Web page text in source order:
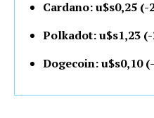
Cardano: u$s0,25 (-
Polkadot: u$s1,23
Dogecoin: u$s0,10